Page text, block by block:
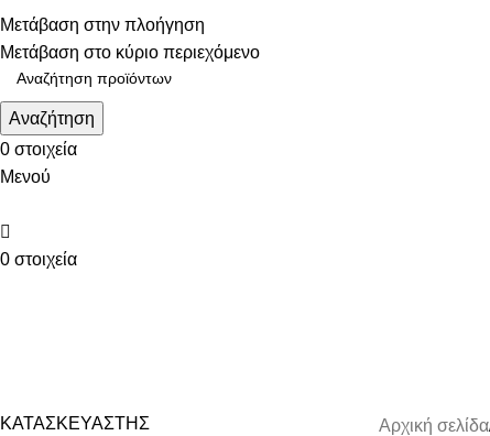
Μετάβαση στην πλοήγηση
Μετάβαση στο κύριο περιεχόμενο
Τηλεφωνικές παραγγελίες: 211 75 05 815
Αναζήτηση
0 στοιχεία
Μενού
0 στοιχεία
ΚΑΤΑΣΚΕΥΑΣΤΗΣ Αρχική σελίδα